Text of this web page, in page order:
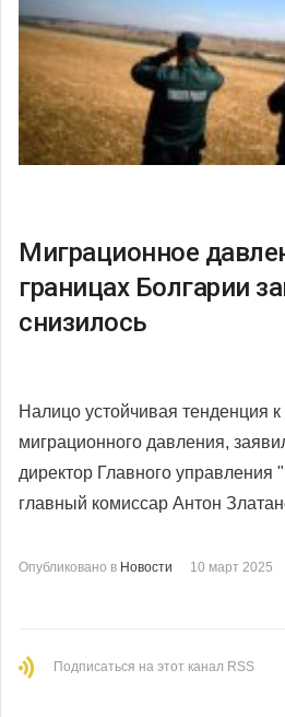
Миграционное
границах Болгарии
снизилось
Налицо устойчивая тенденция
миграционного давления,
директор Главного управления
главный комиссар Антон
Опубликовано в Новости 10 март 2025
Подписаться на этот канал RSS